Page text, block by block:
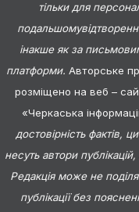
тільки для
інакше як за
платформи. Авторське
розміщено на веб –
«Черкаська
достовірність фактів,
несуть автори
Редакція може не
публікації без